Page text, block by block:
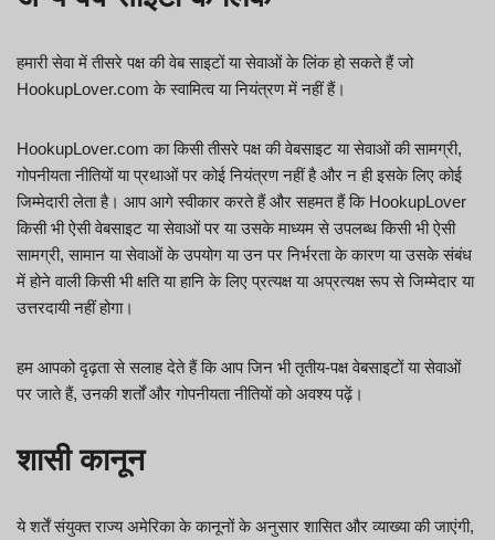
हमारी सेवा में तीसरे पक्ष की वेब साइटों या सेवाओं के लिंक हो सकते हैं जो
HookupLover.com के स्वामित्व या नियंत्रण में नहीं हैं।
HookupLover.com का किसी तीसरे पक्ष की वेबसाइट या सेवाओं की सामग्री,
गोपनीयता नीतियों या प्रथाओं पर कोई नियंत्रण नहीं है और न ही इसके लिए कोई
जिम्मेदारी लेता है। आप आगे स्वीकार करते हैं और सहमत हैं कि HookupLover
किसी भी ऐसी वेबसाइट या सेवाओं पर या उसके माध्यम से उपलब्ध किसी भी ऐसी
सामग्री, सामान या सेवाओं के उपयोग या उन पर निर्भरता के कारण या उसके संबंध
में होने वाली किसी भी क्षति या हानि के लिए प्रत्यक्ष या अप्रत्यक्ष रूप से जिम्मेदार या
उत्तरदायी नहीं होगा।
हम आपको दृढ़ता से सलाह देते हैं कि आप जिन भी तृतीय-पक्ष वेबसाइटों या सेवाओं
पर जाते हैं, उनकी शर्तों और गोपनीयता नीतियों को अवश्य पढ़ें।
शासी कानून
ये शर्तें संयुक्त राज्य अमेरिका के कानूनों के अनुसार शासित और व्याख्या की जाएंगी,